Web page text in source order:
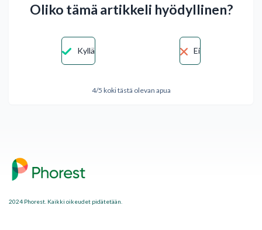
Oliko tämä artikkeli hyödyllinen?
Kyllä Ei
4/5 koki tästä olevan apua
2024 Phorest. Kaikki oikeudet pidätetään.